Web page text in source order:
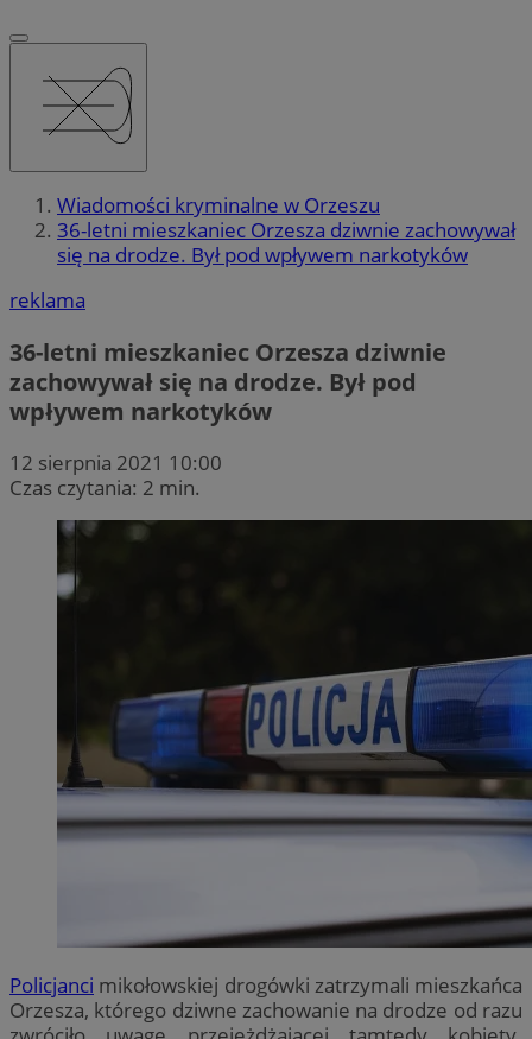
Wiadomości kryminalne w Orzeszu
36-letni mieszkaniec Orzesza dziwnie zachowywał
się na drodze. Był pod wpływem narkotyków
reklama
36-letni mieszkaniec Orzesza dziwnie
zachowywał się na drodze. Był pod
wpływem narkotyków
12 sierpnia 2021 10:00
Czas czytania: 2 min.
Policjanci mikołowskiej drogówki zatrzymali mieszkańca
Orzesza, którego dziwne zachowanie na drodze od razu